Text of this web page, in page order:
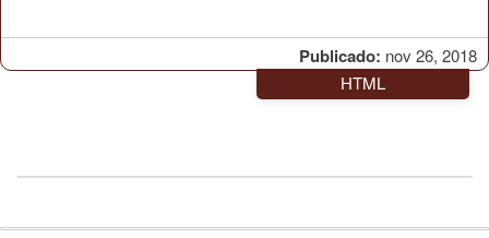
Publicado: nov 26, 2018
HTML